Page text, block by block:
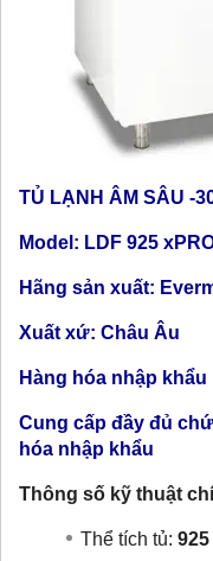
TỦ LẠNH ÂM SÂU -
Model: LDF 925
Hãng sản xuất:
Xuất xứ: Châu Âu
Hàng hóa nhập khẩu
Cung cấp đầy đủ
hóa nhập khẩu
Thông số kỹ thuật
Thể tích tủ: 925